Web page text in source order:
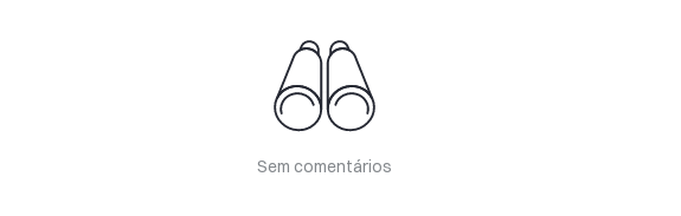
Sem comentários